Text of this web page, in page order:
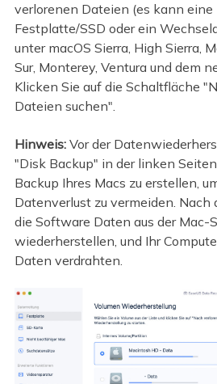
verlorenen Dateien (es kann eine
Festplatte/SSD oder ein
unter macOS Sierra, High Sierra,
Sur, Monterey, Ventura und dem
Klicken Sie auf die Schaltfläche
Dateien suchen".
Hinweis: Vor der
"Disk Backup" in der linken
Backup Ihres Macs zu erstellen,
Datenverlust zu vermeiden. Nach
die Software Daten aus der Mac-
wiederherstellen, und Ihr
Daten verdrahten.